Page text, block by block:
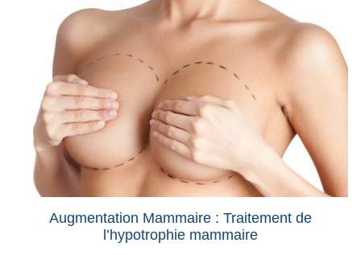
Augmentation Mammaire : Traitement de
l’hypotrophie mammaire